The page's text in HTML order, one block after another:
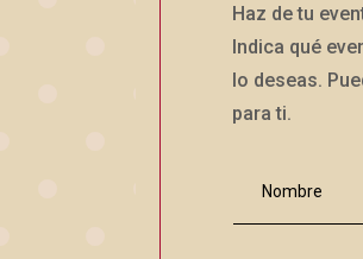
Haz de tu
Indica qué
lo deseas.
para ti.